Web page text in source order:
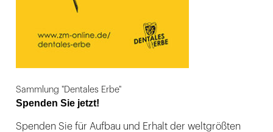
Sammlung "Dentales Erbe"
Spenden Sie jetzt!
Spenden Sie für Aufbau und Erhalt der weltgrößten